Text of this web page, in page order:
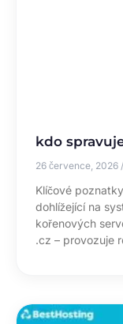
kdo
26 července, 2026
Klíčové
dohlížející na
kořenových
.cz – provozuje